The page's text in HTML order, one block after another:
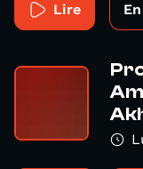
Lire